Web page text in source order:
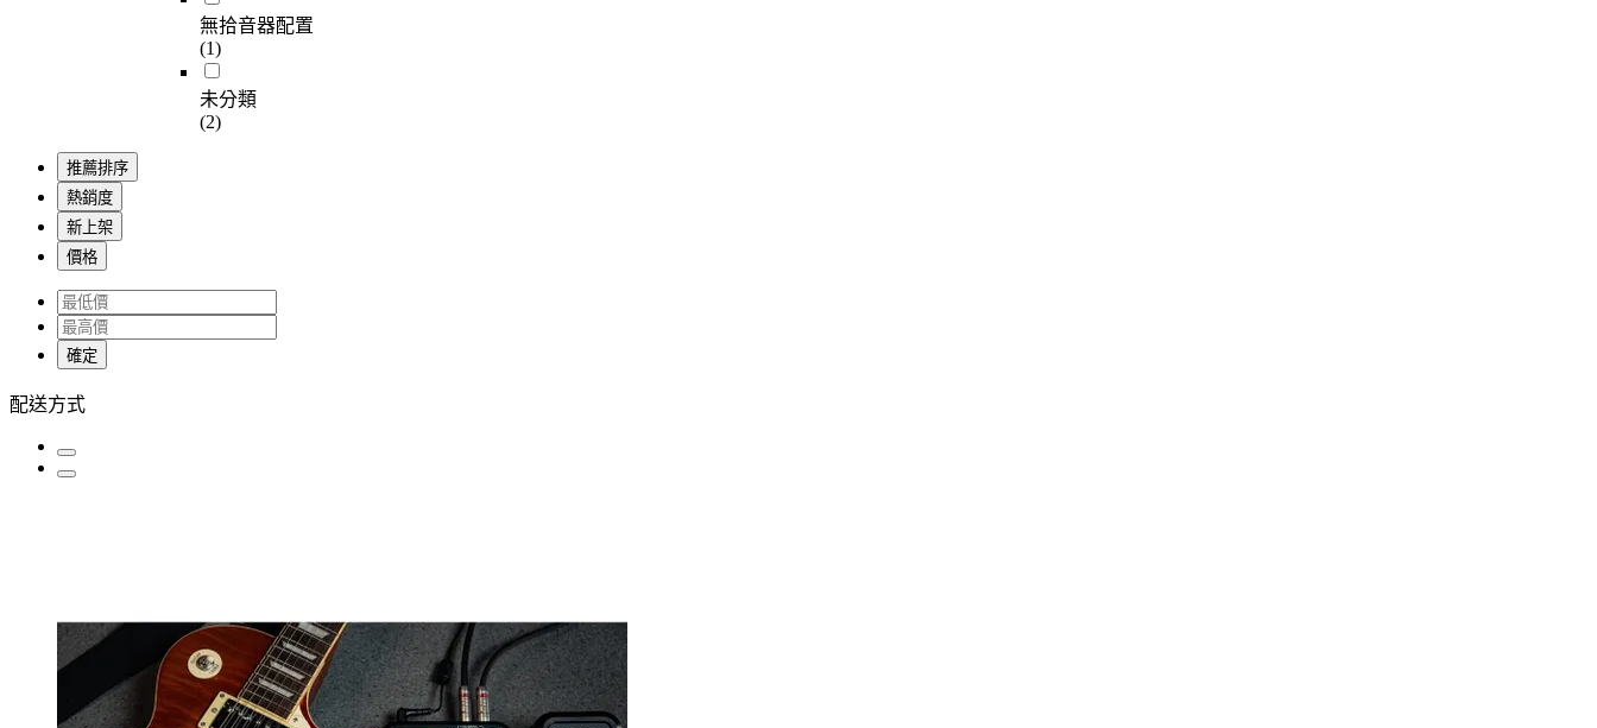
無拾音器配置
(1)
未分類
(2)
推薦排序
熱銷度
新上架
價格
確定
配送方式